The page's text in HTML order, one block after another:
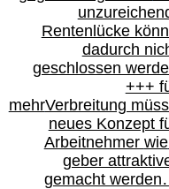
Rentenlücke
dadurch
geschlossen
+++
mehrVerbreitung
neues Konzept
Arbeitnehmer wie
geber
gemacht